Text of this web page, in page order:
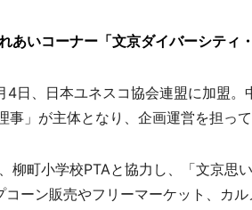
あいコーナー「文京ダイバーシティ
日、日本ユネスコ協会連盟に加盟。
」が主体となり、企画運営を担って
柳町小学校PTAと協力し、「文京思
コーン販売やフリーマーケット、カ